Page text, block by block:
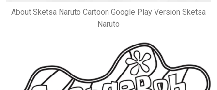
About Sketsa Naruto Cartoon Google Play Version Sketsa
Naruto